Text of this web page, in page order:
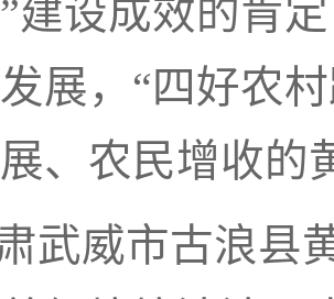
建设成效的肯
展，“四好农
、农民增收的
武威市古浪县